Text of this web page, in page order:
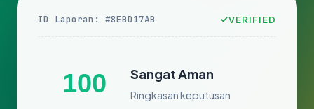
ID Laporan: #8EBD17AB VERIFIED
100 Sangat Aman
Ringkasan keputusan